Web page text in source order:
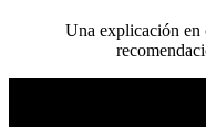
Una explicación en